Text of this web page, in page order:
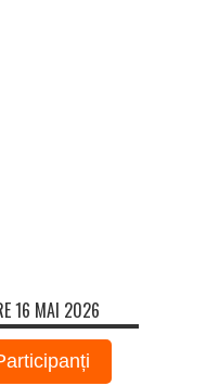
16 MAI 2026